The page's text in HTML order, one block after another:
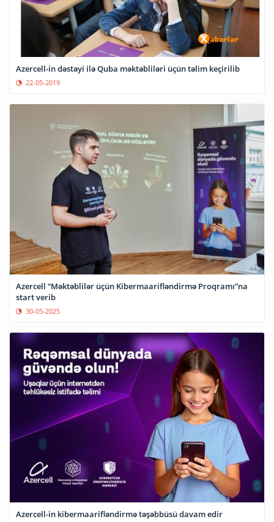
Azercell-in dəstəyi ilə Quba məktəbliləri üçün təlim keçirilib
22-05-2019
Azercell “Məktəblilər üçün Kibermaarifləndirmə Proqramı”na
start verib
30-05-2025
Azercell-in kibermaarifləndirmə təşəbbüsü davam edir